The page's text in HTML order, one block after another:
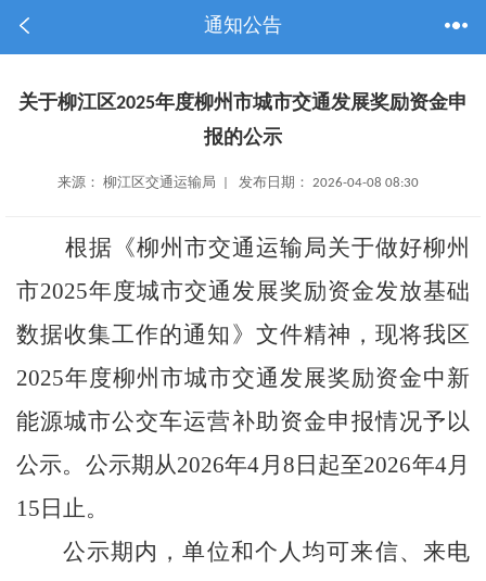
通知公告
关于柳江区2025年度柳州市城市交通发展奖励资金申
报的公示
来源： 柳江区交通运输局 | 发布日期： 2026-04-08 08:30
根据《柳州市交通运输局关于做好柳州
市2025年度城市交通发展奖励资金发放基础
数据收集工作的通知》文件精神，现将我区
2025年度柳州市城市交通发展奖励资金中新
能源城市公交车运营补助资金申报情况予以
公示。公示期从2026年4月8日起至2026年4月
15日止。
公示期内，单位和个人均可来信、来电